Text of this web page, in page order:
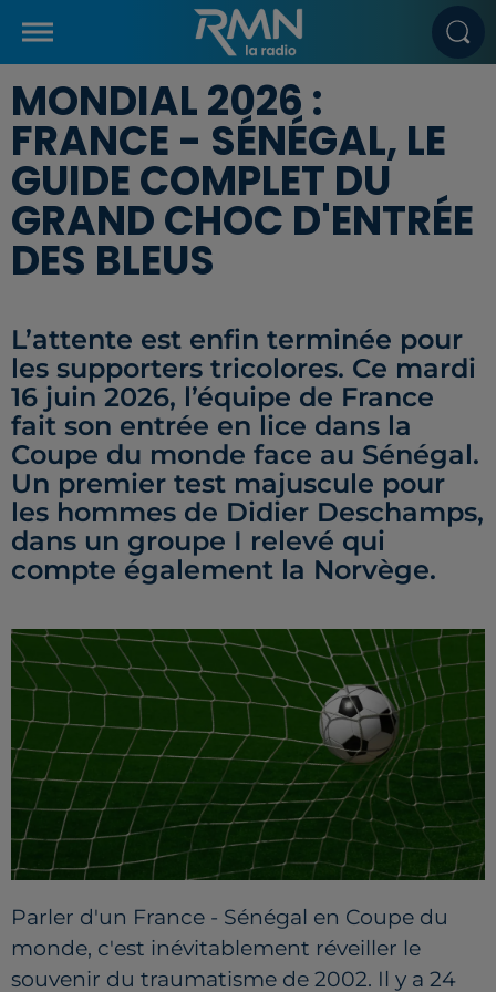
MONDIAL 2026 :
FRANCE - SÉNÉGAL, LE
GUIDE COMPLET DU
GRAND CHOC D'ENTRÉE
DES BLEUS
L’attente est enfin terminée pour
les supporters tricolores. Ce mardi
16 juin 2026, l’équipe de France
fait son entrée en lice dans la
Coupe du monde face au Sénégal.
Un premier test majuscule pour
les hommes de Didier Deschamps,
dans un groupe I relevé qui
compte également la Norvège.
Parler d'un France - Sénégal en Coupe du
monde, c'est inévitablement réveiller le
souvenir du traumatisme de 2002. Il y a 24